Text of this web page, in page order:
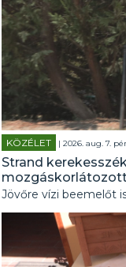
KÖZÉLET | 2026. aug. 7.
Strand
Jövőre vízi beemelőt